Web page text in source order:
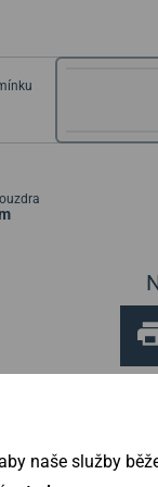
naše služby